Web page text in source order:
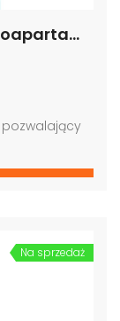
Atrakcyjny grunt pod ZZ – Mikroapartamenty, Hotel, Biurowiec, Warszawa -Dolny Mokotów
Na sprzedaż